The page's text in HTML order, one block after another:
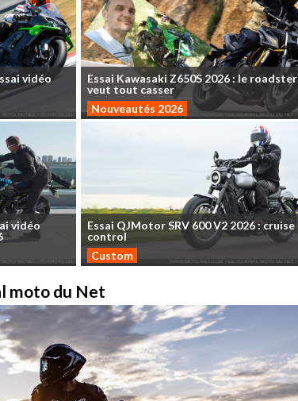
vidéo
Essai Kawasaki Z650S2026:le roadster
veut tout casser
Nouveautés 2026
vidéo
Essai QJMotorSRV 600V2 2026: cruise
control
Custom
moto du Net